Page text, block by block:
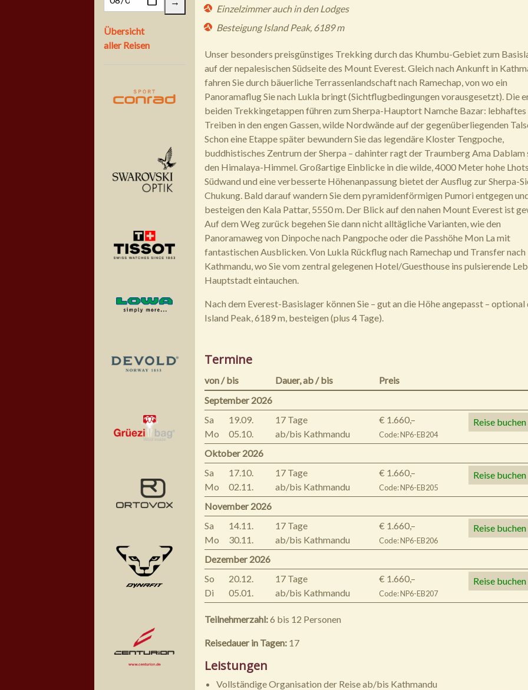
Übersicht
aller Reisen
Einzelzimmer auch in den Lodges
Besteigung Island Peak, 6189 m
Unser besonders preisgünstiges Trekking durch das Khumbu-Gebiet zum
auf der nepalesischen Südseite des Mount Everest. Gleich nach Ankunft in
fahren Sie durch bäuerliche Terrassenlandschaft nach Ramechap, von wo ein
Panoramaflug Sie nach Lukla bringt (Sichtflugbedingungen vorausgesetzt). Die
beiden Trekkingetappen führen zum Sherpa-Hauptort Namche Bazar: lebhaftes
Treiben in den engen Gassen, wilde Nordwände auf der gegenüberliegenden
Schon eine Etappe später bewundern Sie das legendäre Kloster Tengpoche,
buddhistisches Zentrum der Sherpa – dahinter ragt der Traumberg Ama Dablam
den Himalaya-Himmel. Großartige Einblicke in die wilde, 4000 Meter hohe
Südwand und eine verbesserte Höhenanpassung bietet der Ausflug zur Sherpa-
Chukung. Bald darauf wandern Sie dem pyramidenförmigen Pumori entgegen
besteigen den Kala Pattar, 5550 m. Der Blick auf den nahen Mount Everest ist
Auf dem Weg zurück begehen Sie dann nicht alltägliche Varianten, wie den
Panoramaweg von Dinpoche nach Pangpoche oder die Passhöhe Mon La mit
fantastischen Ausblicken. Von Lukla Rückflug nach Ramechap und Transfer nach
Kathmandu, wo Sie vom zentral gelegenen Hotel/Guesthouse ins pulsierende
Hauptstadt eintauchen.
Nach dem Everest-Basislager können Sie – gut an die Höhe angepasst – optional
Island Peak, 6189 m, besteigen (plus 4 Tage).
Termine
von / bis Dauer,ab / bis
Preis
September 2026
Sa
Mo
19.09.
05.10.
17 Tage
ab/bis Kathmandu
€ 1.660,–
Code: NP6-EB204
Reise buchen
Oktober 2026
Sa
Mo
17.10.
02.11.
17 Tage
ab/bis Kathmandu
€ 1.660,–
Code: NP6-EB205
Reise buchen
November 2026
Sa
Mo
14.11.
30.11.
17 Tage
ab/bis Kathmandu
€ 1.660,–
Code: NP6-EB206
Reise buchen
Dezember 2026
So
Di
20.12.
05.01.
17 Tage
ab/bis Kathmandu
€ 1.660,–
Code: NP6-EB207
Reise buchen
Teilnehmerzahl:6 bis 12 Personen
Reisedauer in Tagen: 17
Leistungen
Vollständige Organisation der Reise ab/bis Kathmandu